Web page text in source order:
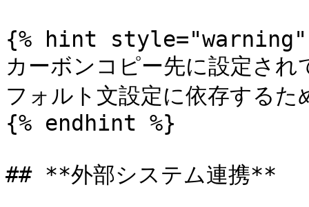
{% hint style="warning"
カーボンコピー先に設定さ
フォルト文設定に依存するた
{% endhint %}
## **外部システム連携**